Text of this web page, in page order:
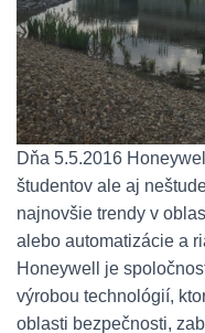
Dňa 5.5.2016
študentov ale aj
najnovšie trendy v
alebo automatizácie a
Honeywell je
výrobou technológií,
oblasti bezpečnosti,